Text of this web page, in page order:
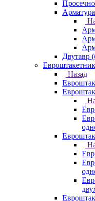
Арматура
Двутавр
Евроштакетник
Назад